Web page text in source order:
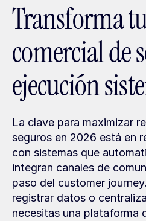
Transforma
comercial de
ejecución
La clave para maximizar
seguros en 2026 está en
con sistemas que
integran canales de
paso del customer
registrar datos o
necesitas una plataforma